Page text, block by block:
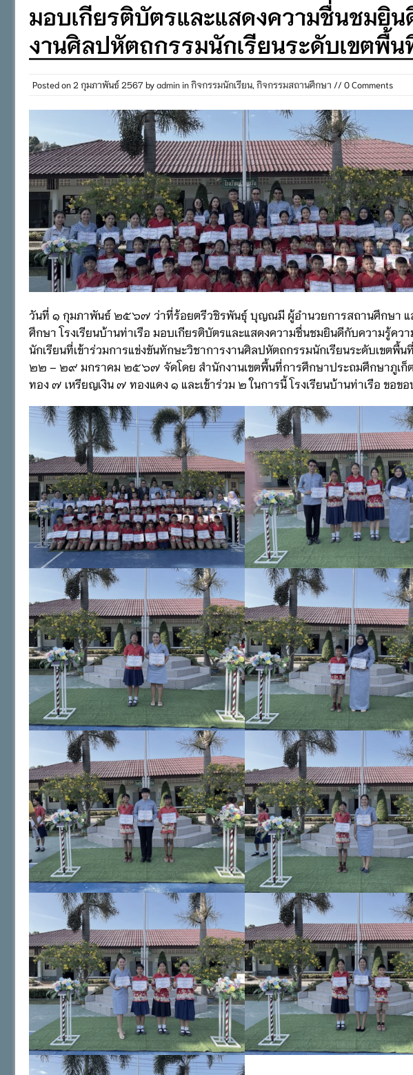
31 กรกฎาคม 2569 in กิจกรรมนักเรียน //กิจกรรมถวายเทียนพรรษา สืบสานพระพุทธ
31 กรกฎาคม 2569 in กิจกรรมนักเรียน // กิจกรรม SAFETY FOR KIDS เสริมสร้างวินั
มอบเกียรติบัตรและแสดงความชื่นชมยิ
งานศิลปหัตถกรรมนักเรียนระดับเขตพื้
Posted on2 กุมภาพันธ์ 2567byadmininกิจกรรมนักเรียน, กิจกรรมสถานศึกษา // 0 Comments
วันที่ ๑ กุมภาพันธ์ ๒๕๖๗ ว่าที่ร้อยตรีวชิรพันธุ์ บุญณมี ผู้อำนวยการสถานศึกษา
ศึกษา โรงเรียนบ้านท่าเรือ มอบเกียรติบัตรและแสดงความชื่นชมยินดีกับความรู้ค
นักเรียนที่เข้าร่วมการแข่งขันทักษะวิชาการงานศิลปหัตถกรรมนักเรียนระดับเข
๒๒ – ๒๙ มกราคม ๒๕๖๗ จัดโดย สำนักงานเขตพื้นที่การศึกษาประถมศึกษาภูเก็ต
ทอง ๗ เหรียญเงิน ๗ ทองแดง ๑ และเข้าร่วม ๒ ในการนี้ โรงเรียนบ้านท่าเรือ ข